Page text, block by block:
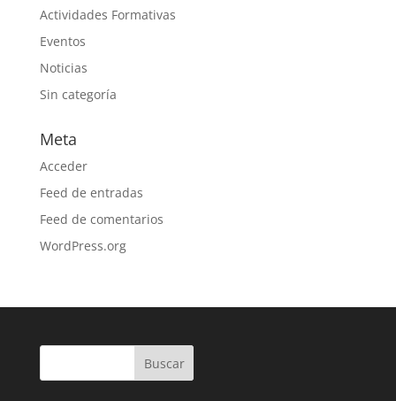
Actividades Formativas
Eventos
Noticias
Sin categoría
Meta
Acceder
Feed de entradas
Feed de comentarios
WordPress.org